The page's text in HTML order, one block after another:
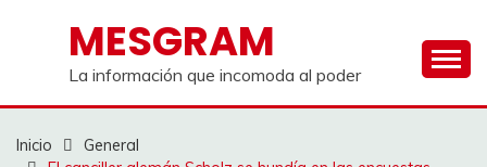
contenidoMESGRAM
La información que incomoda al poder
Inicio
General